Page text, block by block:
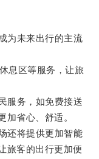
未来出行的主流
息区等服务，让旅
务，如免费接送
加省心、舒适。
将提供更加智能
旅客的出行更加便